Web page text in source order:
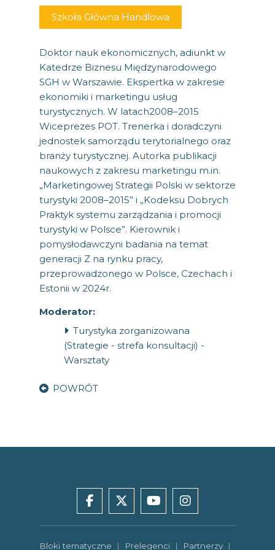
Szkoła Główna Handlowa
Doktor nauk ekonomicznych, adiunkt w
Katedrze Biznesu Międzynarodowego
SGH w Warszawie. Ekspertka w zakresie
ekonomiki i marketingu usług
turystycznych. W latach2008–2015
Wiceprezes POT. Trenerka i doradczyni
jednostek samorządu terytorialnego oraz
branży turystycznej. Autorka publikacji
naukowych z zakresu marketingu m.in.
„Marketingowej Strategii Polski w sektorze
turystyki 2008–2015” i „Kodeksu Dobrych
Praktyk systemu zarządzania i promocji
turystyki w Polsce”. Kierownik i
pomysłodawczyni badania na temat
generacji Z na rynku pracy,
przeprowadzonego w Polsce, Czechach i
Estonii w 2024r.
Moderator:
Turystyka zorganizowana
(Strategie - strefa konsultacji) -
Warsztaty
POWRÓT
facebook x youtube instagram
Bloki tematyczne | Prelegenci | Partnerzy |